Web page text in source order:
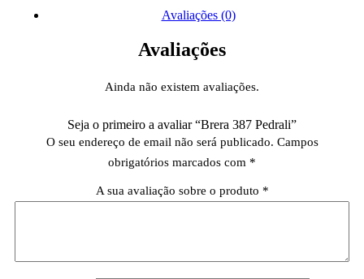
Avaliações (0)
Avaliações
Ainda não existem avaliações.
Seja o primeiro a avaliar “Brera 387 Pedrali”
O seu endereço de email não será publicado. Campos
obrigatórios marcados com *
A sua avaliação sobre o produto *